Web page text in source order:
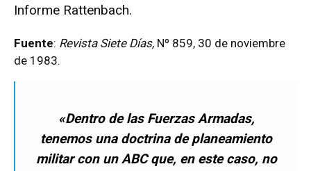
Informe Rattenbach.
Fuente: Revista Siete Días, Nº 859, 30 de noviembre
de 1983.
«Dentro de las Fuerzas Armadas,
tenemos una doctrina de planeamiento
militar con un ABC que, en este caso, no